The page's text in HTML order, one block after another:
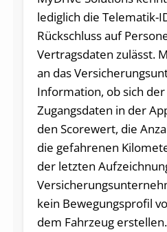
lediglich die Telematik-
Rückschluss auf
Vertragsdaten zulässt.
an das
Information, ob sich
Zugangsdaten in der
den Scorewert, die
die gefahrenen
der letzten
kein Bewegungsprofil
dem Fahrzeug erstellen.